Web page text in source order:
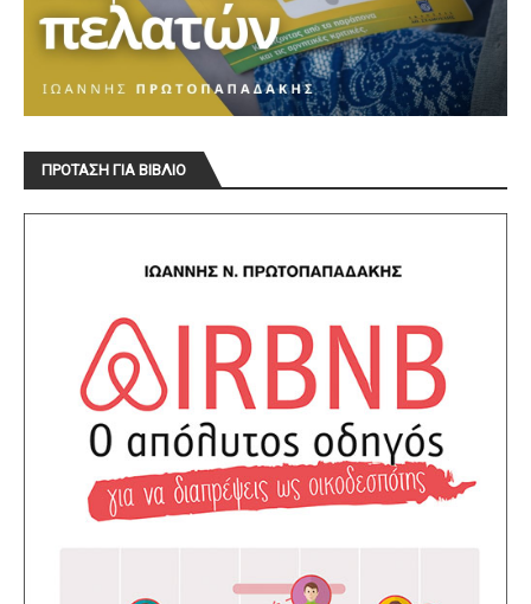
ΠΡΟΤΑΣΗ ΓΙΑ ΒΙΒΛΙΟ